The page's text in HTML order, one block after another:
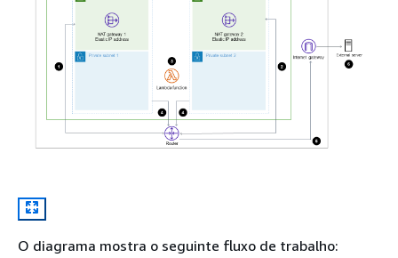
O diagrama mostra o seguinte fluxo de trabalho: